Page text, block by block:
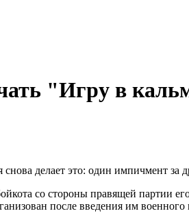
"Игру в
делает это: один импичмент за
со стороны правящей партии
после введения им военного